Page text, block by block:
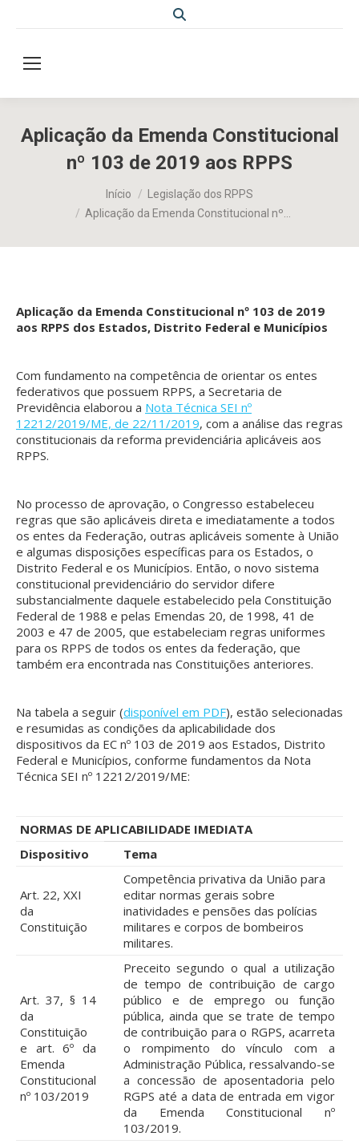
Search:
Aplicação da Emenda Constitucional
nº 103 de 2019 aos RPPS
Início
Legislação dos RPPS
Aplicação da Emenda Constitucional nº…
Aplicação da Emenda Constitucional nº 103 de 2019
aos RPPS dos Estados, Distrito Federal e Municípios
Com fundamento na competência de orientar os entes
federativos que possuem RPPS, a Secretaria de
Previdência elaborou a Nota Técnica SEI nº
12212/2019/ME, de 22/11/2019, com a análise das regras
constitucionais da reforma previdenciária aplicáveis aos
RPPS.
No processo de aprovação, o Congresso estabeleceu
regras que são aplicáveis direta e imediatamente a todos
os entes da Federação, outras aplicáveis somente à União
e algumas disposições específicas para os Estados, o
Distrito Federal e os Municípios. Então, o novo sistema
constitucional previdenciário do servidor difere
substancialmente daquele estabelecido pela Constituição
Federal de 1988 e pelas Emendas 20, de 1998, 41 de
2003 e 47 de 2005, que estabeleciam regras uniformes
para os RPPS de todos os entes da federação, que
também era encontrada nas Constituições anteriores.
Na tabela a seguir (disponível em PDF), estão selecionadas
e resumidas as condições da aplicabilidade dos
dispositivos da EC nº 103 de 2019 aos Estados, Distrito
Federal e Municípios, conforme fundamentos da Nota
Técnica SEI nº 12212/2019/ME:
NORMAS DE APLICABILIDADE IMEDIATA
Dispositivo
Tema
Art. 22, XXI
da
Constituição
Competência privativa da União para
editar normas gerais sobre
inatividades e pensões das polícias
militares e corpos de bombeiros
militares.
Art. 37, § 14
da
Constituição
e art. 6º da
Emenda
Constitucional
nº 103/2019
Preceito segundo o qual a utilização
de tempo de contribuição de cargo
público e de emprego ou função
pública, ainda que se trate de tempo
de contribuição para o RGPS, acarreta
o rompimento do vínculo com a
Administração Pública, ressalvando-se
a concessão de aposentadoria pelo
RGPS até a data de entrada em vigor
da Emenda Constitucional nº
103/2019.